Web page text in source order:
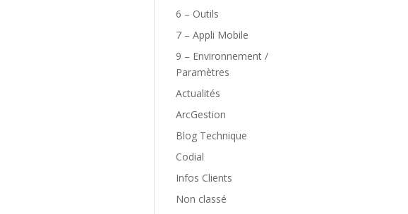
6 – Outils
7 – Appli Mobile
9 – Environnement /
Paramètres
Actualités
ArcGestion
Blog Technique
Codial
Infos Clients
Non classé